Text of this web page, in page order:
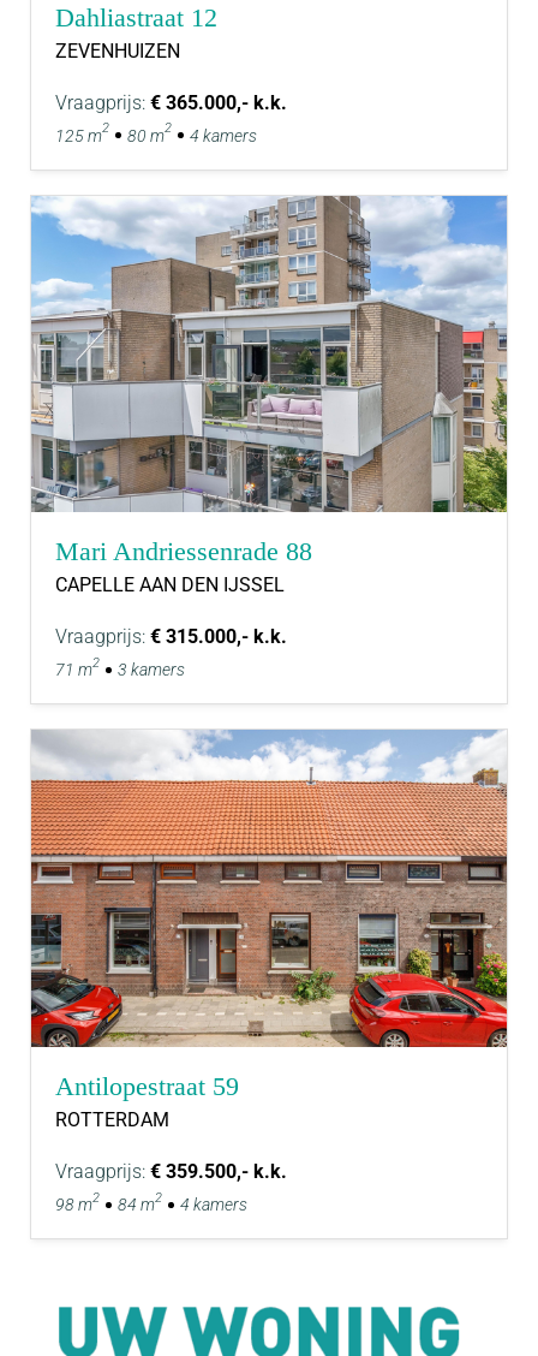
Dahliastraat 12
ZEVENHUIZEN
Vraagprijs: € 365.000,- k.k.
125 m2 80 m2 4 kamers
Mari Andriessenrade 88
CAPELLE AAN DEN IJSSEL
Vraagprijs: € 315.000,- k.k.
71 m2 3 kamers
Antilopestraat 59
ROTTERDAM
Vraagprijs: € 359.500,- k.k.
98 m2 84 m2 4 kamers